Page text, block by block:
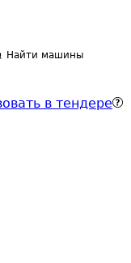
Найти машины
в тендере